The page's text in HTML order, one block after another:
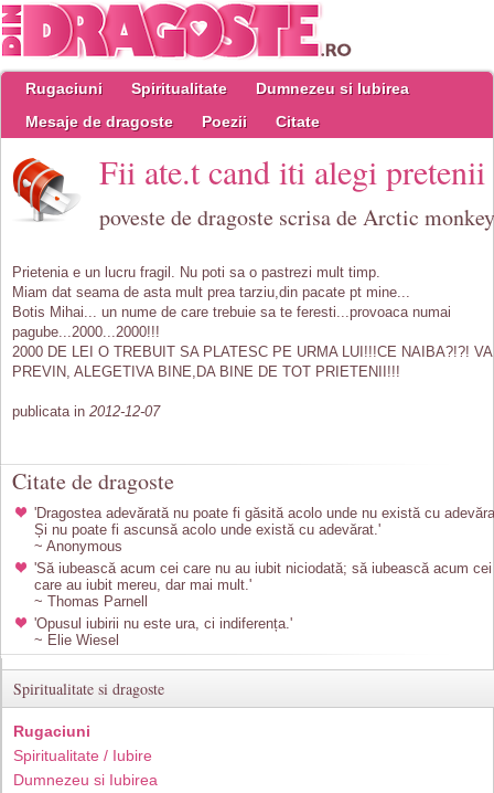
Rugaciuni Spiritualitate
Dumnezeu si Iubirea
Mesaje de dragoste
Poezii Citate
Fii ate.t cand iti alegi pretenii
poveste de dragoste scrisa de Arctic monkey
Prietenia e un lucru fragil. Nu poti sa o pastrezi mult timp.
Miam dat seama de asta mult prea tarziu,din pacate pt mine...
Botis Mihai... un nume de care trebuie sa te feresti...provoaca numai
pagube...2000...2000!!!
2000 DE LEI O TREBUIT SA PLATESC PE URMA LUI!!!CE NAIBA?!?! VA
PREVIN, ALEGETIVA BINE,DA BINE DE TOT PRIETENII!!!
publicata in 2012-12-07
Citate de dragoste
'Dragostea adevărată nu poate fi găsită acolo unde nu există cu
Și nu poate fi ascunsă acolo unde există cu adevărat.'
~ Anonymous
'Să iubească acum cei care nu au iubit niciodată; să iubească acum cei
care au iubit mereu, dar mai mult.'
~ Thomas Parnell
'Opusul iubirii nu este ura, ci indiferența.'
~ Elie Wiesel
Spiritualitate si dragoste
Rugaciuni
Spiritualitate / Iubire
Dumnezeu si Iubirea